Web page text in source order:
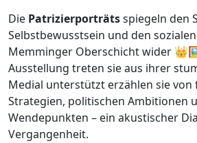
Die Patrizierporträtsspiegeln den
Selbstbewusstsein und den
Memminger Oberschicht wider
Ausstellung treten sie aus ihrer
Medial unterstützt erzählen sie von
Strategien, politischen Ambitionen
Wendepunkten – ein akustischer
Vergangenheit.